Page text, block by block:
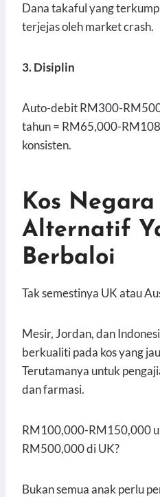
Dana takaful yang
terjejas oleh market crash.
3. Disiplin
Auto-debit RM300-
tahun = RM65,000-
konsisten.
Kos Negara
Alternatif
Berbaloi
Tak semestinya UK atau
Mesir, Jordan, dan
berkualiti pada kos yang
Terutamanya untuk
dan farmasi.
RM100,000-RM150,000
RM500,000 di UK?
Bukan semua anak perlu